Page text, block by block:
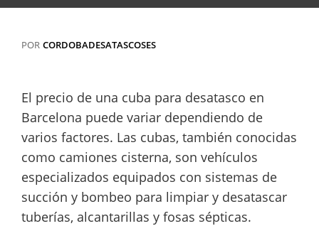
POR CORDOBADESATASCOSES
El precio de una cuba para desatasco en
Barcelona puede variar dependiendo de
varios factores. Las cubas, también conocidas
como camiones cisterna, son vehículos
especializados equipados con sistemas de
succión y bombeo para limpiar y desatascar
tuberías, alcantarillas y fosas sépticas.